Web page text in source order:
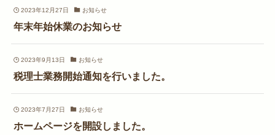
2023年12月27日 お知らせ
年末年始休業のお知らせ
2023年9月13日 お知らせ
税理士業務開始通知を行いました。
2023年7月27日 お知らせ
ホームページを開設しました。